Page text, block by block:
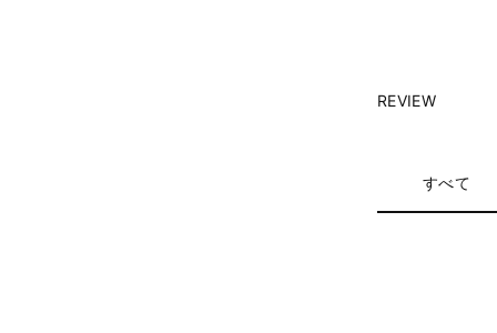
REVIEW
すべて